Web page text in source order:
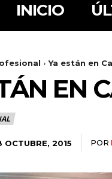
INICIO
Ya están en
EN
OCTUBRE, 2015 POR